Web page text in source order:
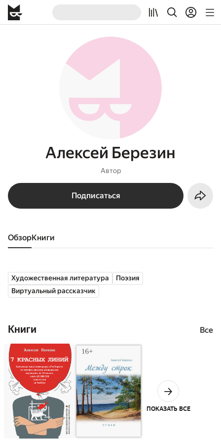
Алексей Березин
Автор
Подписаться
Обзор книги
Художественная литература
Поэзия
Виртуальный рассказчик
Книги Все
ПОКАЗАТЬ ВСЕ